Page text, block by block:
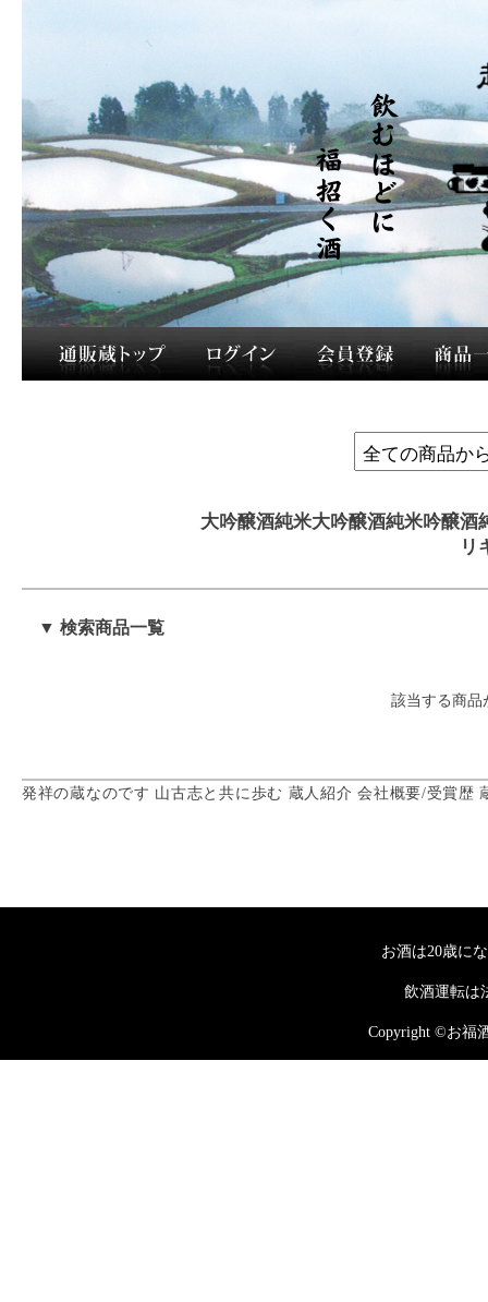
大吟醸酒純米大吟醸酒純米吟醸酒
リ
▼ 検索商品一覧
該当する商品
発祥の蔵なのです 山古志と共に歩む 蔵人紹介 会社概要/受賞歴
お酒は20歳に
飲酒運転は
Copyright ©お福